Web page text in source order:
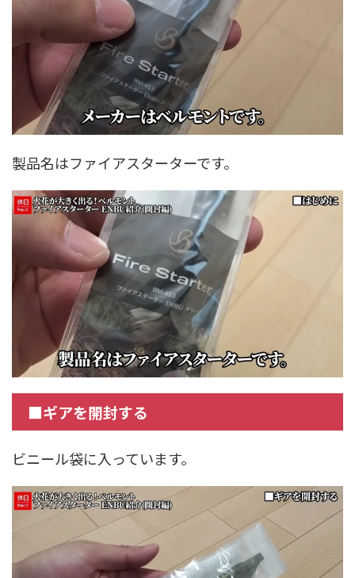
製品名はファイアスターターです。
■ギアを開封する
ビニール袋に入っています。